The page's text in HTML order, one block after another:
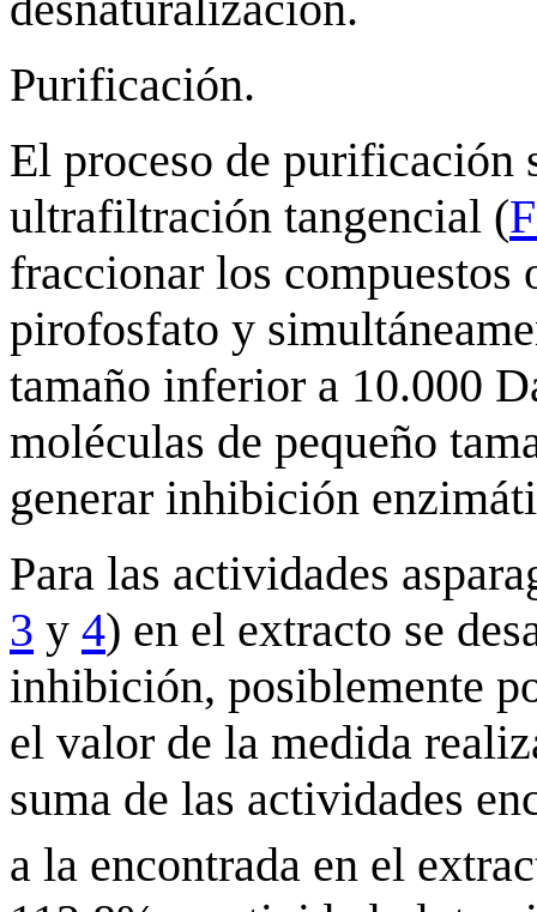
Purificación.
El proceso de purificación
ultrafiltración tangencial (
fraccionar los
pirofosfato y
tamaño inferior a 10.000
moléculas de pequeño
generar inhibición
Para las actividades
3 y 4) en el extracto se
inhibición, posiblemente
el valor de la medida
suma de las actividades
a la encontrada en el